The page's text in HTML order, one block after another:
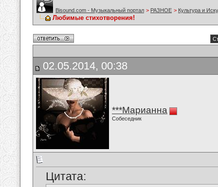
Bisound.com - Музыкальный портал > РАЗНОЕ > Культура и
Любимые стихотворения!
02.05.2014, 00:38
***Марианна
Собеседник
Цитата: